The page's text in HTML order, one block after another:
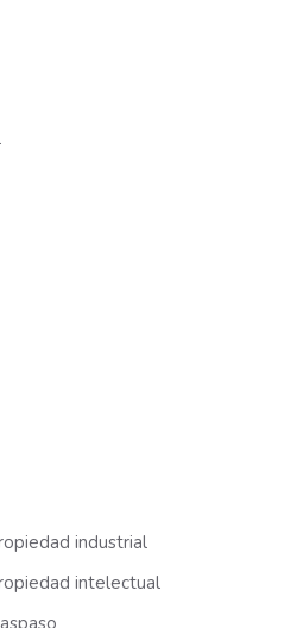
industrial
intelectual